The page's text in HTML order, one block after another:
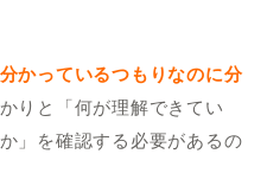
かっているつもりなのに分
りと「何が理解できてい
」を確認する必要があるの